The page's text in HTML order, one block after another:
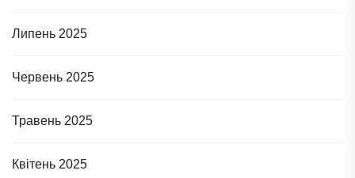
Липень 2025
Червень 2025
Травень 2025
Квітень 2025